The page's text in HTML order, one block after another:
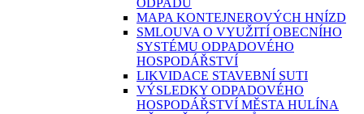
MAPA KONTEJNEROVÝCH HNÍZD
SMLOUVA O VYUŽITÍ OBECNÍHO
SYSTÉMU ODPADOVÉHO
HOSPODÁŘSTVÍ
LIKVIDACE STAVEBNÍ SUTI
VÝSLEDKY ODPADOVÉHO
HOSPODÁŘSTVÍ MĚSTA HULÍNA